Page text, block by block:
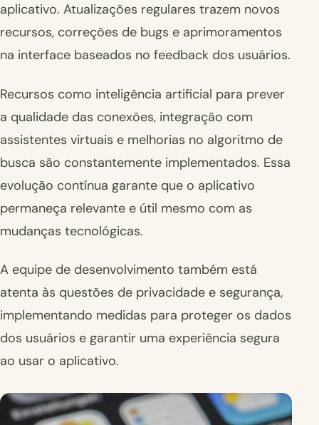
aplicativo. Atualizações regulares trazem novos
recursos, correções de bugs e aprimoramentos
na interface baseados no feedback dos usuários.
Recursos como inteligência artificial para prever
a qualidade das conexões, integração com
assistentes virtuais e melhorias no algoritmo de
busca são constantemente implementados. Essa
evolução contínua garante que o aplicativo
permaneça relevante e útil mesmo com as
mudanças tecnológicas.
A equipe de desenvolvimento também está
atenta às questões de privacidade e segurança,
implementando medidas para proteger os dados
dos usuários e garantir uma experiência segura
ao usar o aplicativo.